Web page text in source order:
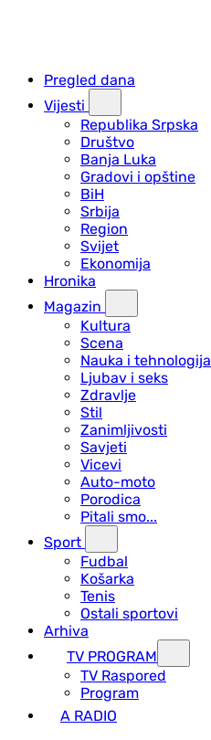
Pregled dana
Vijesti
Republika Srpska
Društvo
Banja Luka
Gradovi i opštine
BiH
Srbija
Region
Svijet
Ekonomija
Hronika
Magazin
Kultura
Scena
Nauka i tehnologija
Ljubav i seks
Zdravlje
Stil
Zanimljivosti
Savjeti
Vicevi
Auto-moto
Porodica
Pitali smo...
Sport
Fudbal
Košarka
Tenis
Ostali sportovi
Arhiva
TV PROGRAM
ТV Raspored
Program
A RADIO